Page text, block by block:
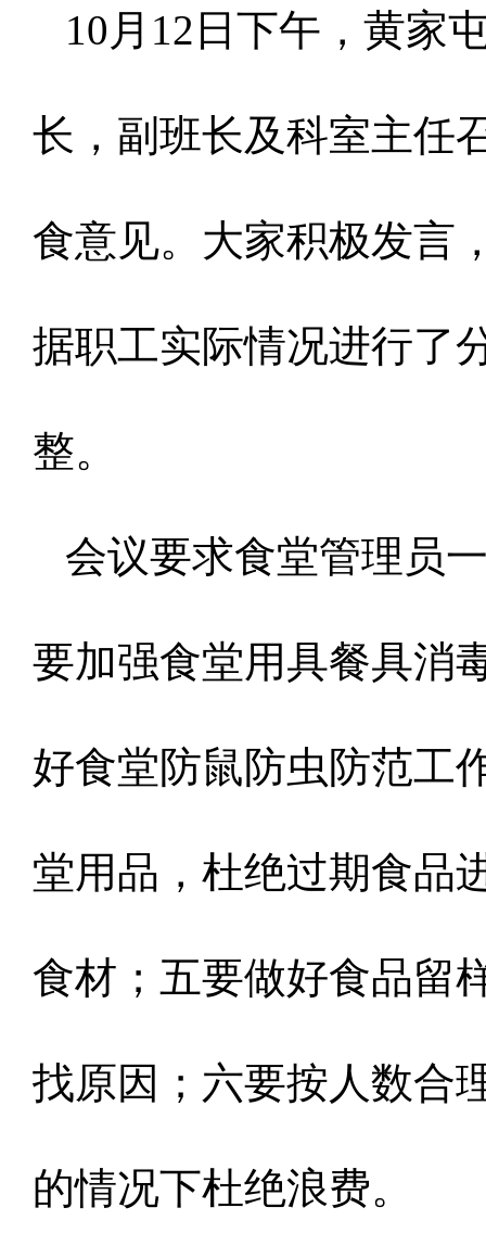
10月12日下午，黄家
长，副班长及科室主任
食意见。大家积极发言
据职工实际情况进行了
整。
会议要求食堂管理员
要加强食堂用具餐具消
好食堂防鼠防虫防范工
堂用品，杜绝过期食品
食材；五要做好食品留
找原因；六要按人数合
的情况下杜绝浪费。